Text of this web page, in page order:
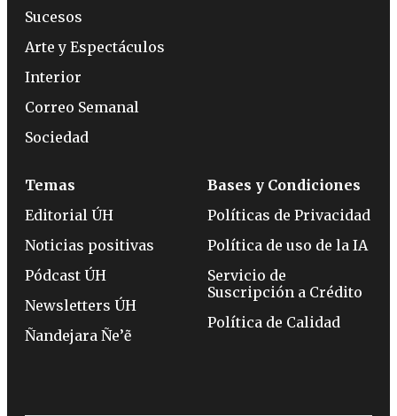
Sucesos
Arte y Espectáculos
Interior
Correo Semanal
Sociedad
Temas
Editorial ÚH
Noticias positivas
Pódcast ÚH
Newsletters ÚH
Ñandejara Ñe’ẽ
Bases y Condiciones
Políticas de Privacidad
Política de uso de la IA
Servicio de
Suscripción a Crédito
Política de Calidad